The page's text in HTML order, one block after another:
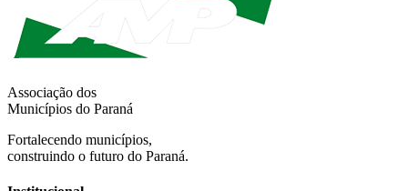
Associação dos
Municípios do Paraná
Fortalecendo municípios,
construindo o futuro do Paraná.